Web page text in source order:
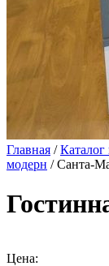
Главная /
модерн / Санта-
Цена: